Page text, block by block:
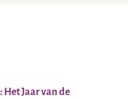
Het Jaar van de